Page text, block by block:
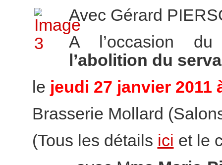
Avec Gérard
A l’occasion
l’abolition du
le jeudi 27 janvier 2011
Brasserie Mollard
(Tous les détails ici et le